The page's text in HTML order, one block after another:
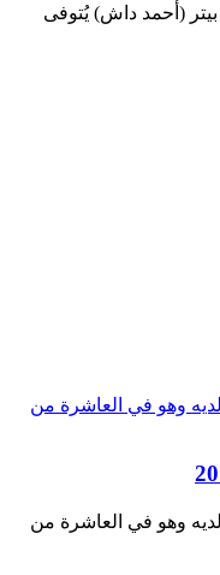
(أحمد داش) يُتوفى
وهو في العاشرة من
وهو في العاشرة من